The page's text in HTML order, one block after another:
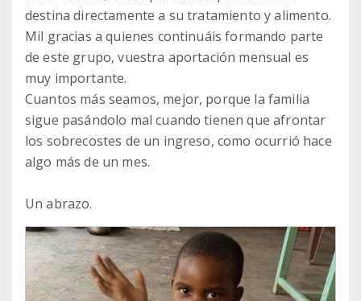
destina directamente a su tratamiento y alimento.
Mil gracias a quienes continuáis formando parte
de este grupo, vuestra aportación mensual es
muy importante.
Cuantos más seamos, mejor, porque la familia
sigue pasándolo mal cuando tienen que afrontar
los sobrecostes de un ingreso, como ocurrió hace
algo más de un mes.
Un abrazo.